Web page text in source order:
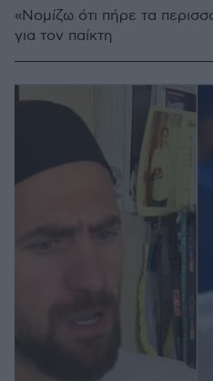
«Νομίζω ότι πήρε τα
για τον παίκτη